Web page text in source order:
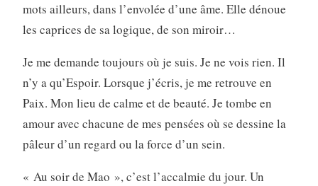
mots ailleurs, dans l’envolée d’une âme. Elle dénoue
les caprices de sa logique, de son miroir…
Je me demande toujours où je suis. Je ne vois rien. Il
n’y a qu’Espoir. Lorsque j’écris, je me retrouve en
Paix. Mon lieu de calme et de beauté. Je tombe en
amour avec chacune de mes pensées où se dessine la
pâleur d’un regard ou la force d’un sein.
« Au soir de Mao », c’est l’accalmie du jour. Un